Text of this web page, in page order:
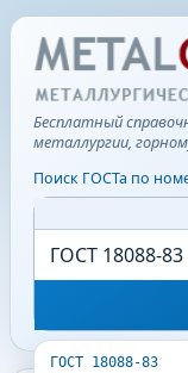
Бесплатный
металлургии,
Поиск ГОСТа по
ГОСТ 18088-83